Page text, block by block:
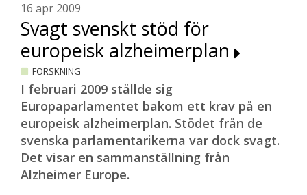
16 apr 2009
Svagt svenskt stöd för
europeisk alzheimerplan
FORSKNING
I februari 2009 ställde sig
Europaparlamentet bakom ett krav på en
europeisk alzheimerplan. Stödet från de
svenska parlamentarikerna var dock svagt.
Det visar en sammanställning från
Alzheimer Europe.